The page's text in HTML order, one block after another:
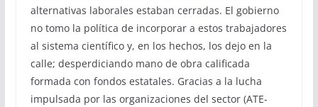
alternativas laborales estaban cerradas. El gobierno
no tomo la política de incorporar a estos trabajadores
al sistema científico y, en los hechos, los dejo en la
calle; desperdiciando mano de obra calificada
formada con fondos estatales. Gracias a la lucha
impulsada por las organizaciones del sector (ATE-